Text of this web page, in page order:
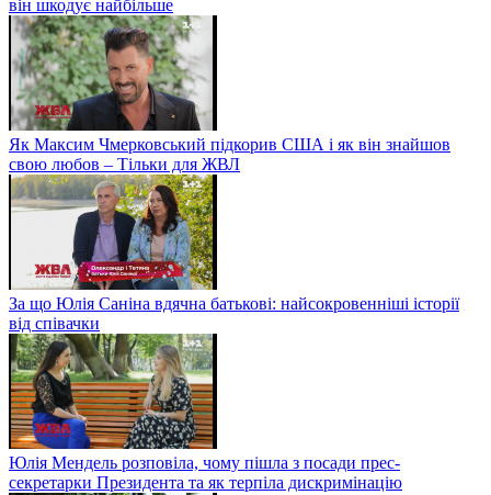
він шкодує найбільше
Як Максим Чмерковський підкорив США і як він знайшов
свою любов – Тільки для ЖВЛ
За що Юлія Саніна вдячна батькові: найсокровенніші історії
від співачки
Юлія Мендель розповіла, чому пішла з посади прес-
секретарки Президента та як терпіла дискримінацію